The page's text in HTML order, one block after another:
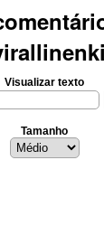
Visualizar texto
Tamanho